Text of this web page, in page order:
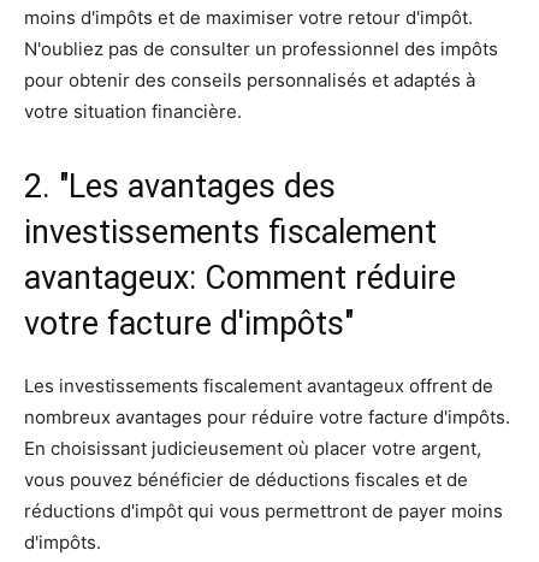
moins d'impôts et de maximiser votre retour d'impôt.
N'oubliez pas de consulter un professionnel des impôts
pour obtenir des conseils personnalisés et adaptés à
votre situation financière.
2. "Les avantages des
investissements fiscalement
avantageux: Comment réduire
votre facture d'impôts"
Les investissements fiscalement avantageux offrent de
nombreux avantages pour réduire votre facture d'impôts.
En choisissant judicieusement où placer votre argent,
vous pouvez bénéficier de déductions fiscales et de
réductions d'impôt qui vous permettront de payer moins
d'impôts.